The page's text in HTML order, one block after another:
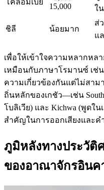
15,000
ใ
ชิลี น้อยมาก
ส่
แ
เพื่อให้เข้าใจความหลากหล
เหมือนกับภาษาโรมานซ์ เช่
ความเกี่ยวข้องกันแต่ไม่สาม
ถิ่นหลักของเกชัว—เช่น
โบลิเวีย) และ Kichwa (พูด
สำคัญในการออกเสียงและค
ภูมิหลังทางประวัติ
ของอาณาจักรอิน